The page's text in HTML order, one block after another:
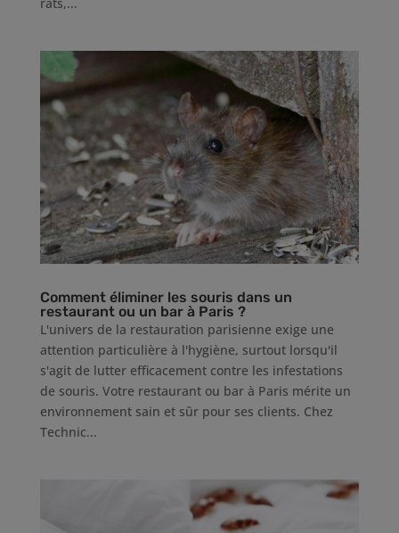
Comment éliminer les souris dans un
restaurant ou un bar à Paris ?
L'univers de la restauration parisienne exige une
attention particulière à l'hygiène, surtout lorsqu'il
s'agit de lutter efficacement contre les infestations
de souris. Votre restaurant ou bar à Paris mérite un
environnement sain et sûr pour ses clients. Chez
Technic...